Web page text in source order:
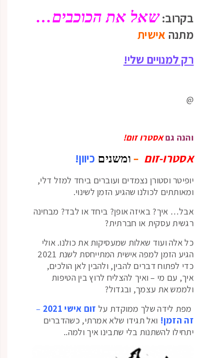
בקרוב:שאל את הכוכבים…
מתנה אישית
רק למנויים שלי!
@
והנה גםאסטרו זום!
אסטרו-זום – ומשנים כיוון!
יופיטר וסטורן נצמדים ועוברים ביחד למזל דלי,
ומאותתים לכולנו שהגיע הזמן לשינוי.
אבל… איך? באיזה אופן? ביחד או לבד? מבחינה
רגשית עסקית או חברתית?
כל אלה ועוד שאלות שמעסיקות את כולנו. אולי
הגיע הזמן למפה אישית המתייחסת לשנת 2021
כדי לפתוח דברים להבין, ולהבין לאן הולכים,
איך, עם מי – ואיך להצליח לרוץ בין הטיפות
ולממש את עצמך, ובגדול?
מפת לידה שלך ממוקדת על זום אישי 2021
–
זה הזמן! ואל תגידו שלא אמרתי, כשהדברים
יתחילו להשתנות בלי שתבינו איך ולמה..